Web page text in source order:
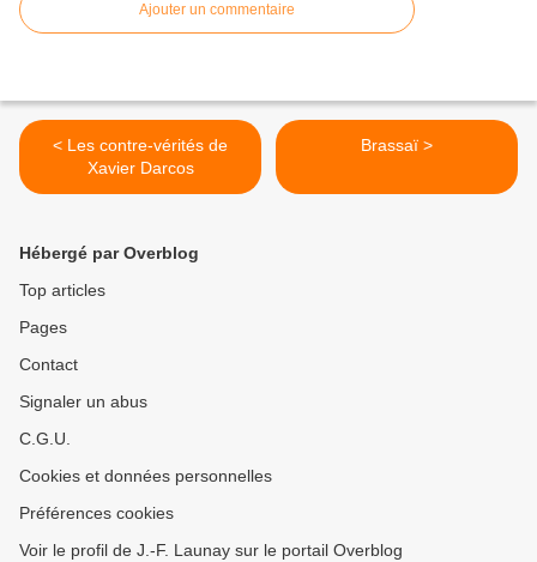
Ajouter un commentaire
< Les contre-vérités de
Xavier Darcos
Brassaï >
Hébergé par Overblog
Top articles
Pages
Contact
Signaler un abus
C.G.U.
Cookies et données personnelles
Préférences cookies
Voir le profil de J.-F. Launay sur le portail Overblog